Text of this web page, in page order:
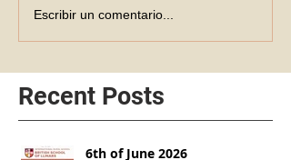
Escribir un comentario...
Recent Posts
6th of June 2026